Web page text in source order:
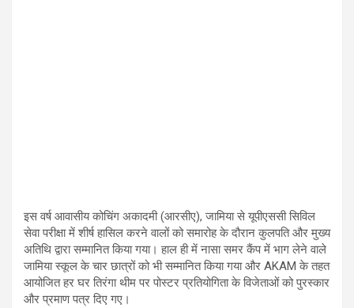
इस वर्ष आवासीय कोचिंग अकादमी (आरसीए), जामिया से यूपीएससी सिविल
सेवा परीक्षा में शीर्ष हासिल करने वालों को समारोह के दौरान कुलपति और मुख्य
अतिथि द्वारा सम्मानित किया गया। हाल ही में नासा समर कैंप में भाग लेने वाले
जामिया स्कूल के चार छात्रों को भी सम्मानित किया गया और AKAM के तहत
आयोजित हर घर तिरंगा थीम पर पोस्टर प्रतियोगिता के विजेताओं को पुरस्कार
और प्रमाण पत्र दिए गए।